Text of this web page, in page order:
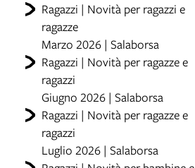
Ragazzi | Novità per ragazzi e
ragazze
Marzo 2026 | Salaborsa
Ragazzi | Novità per ragazze e
ragazzi
Giugno 2026 | Salaborsa
Ragazzi | Novità per ragazze e
ragazzi
Luglio 2026 | Salaborsa